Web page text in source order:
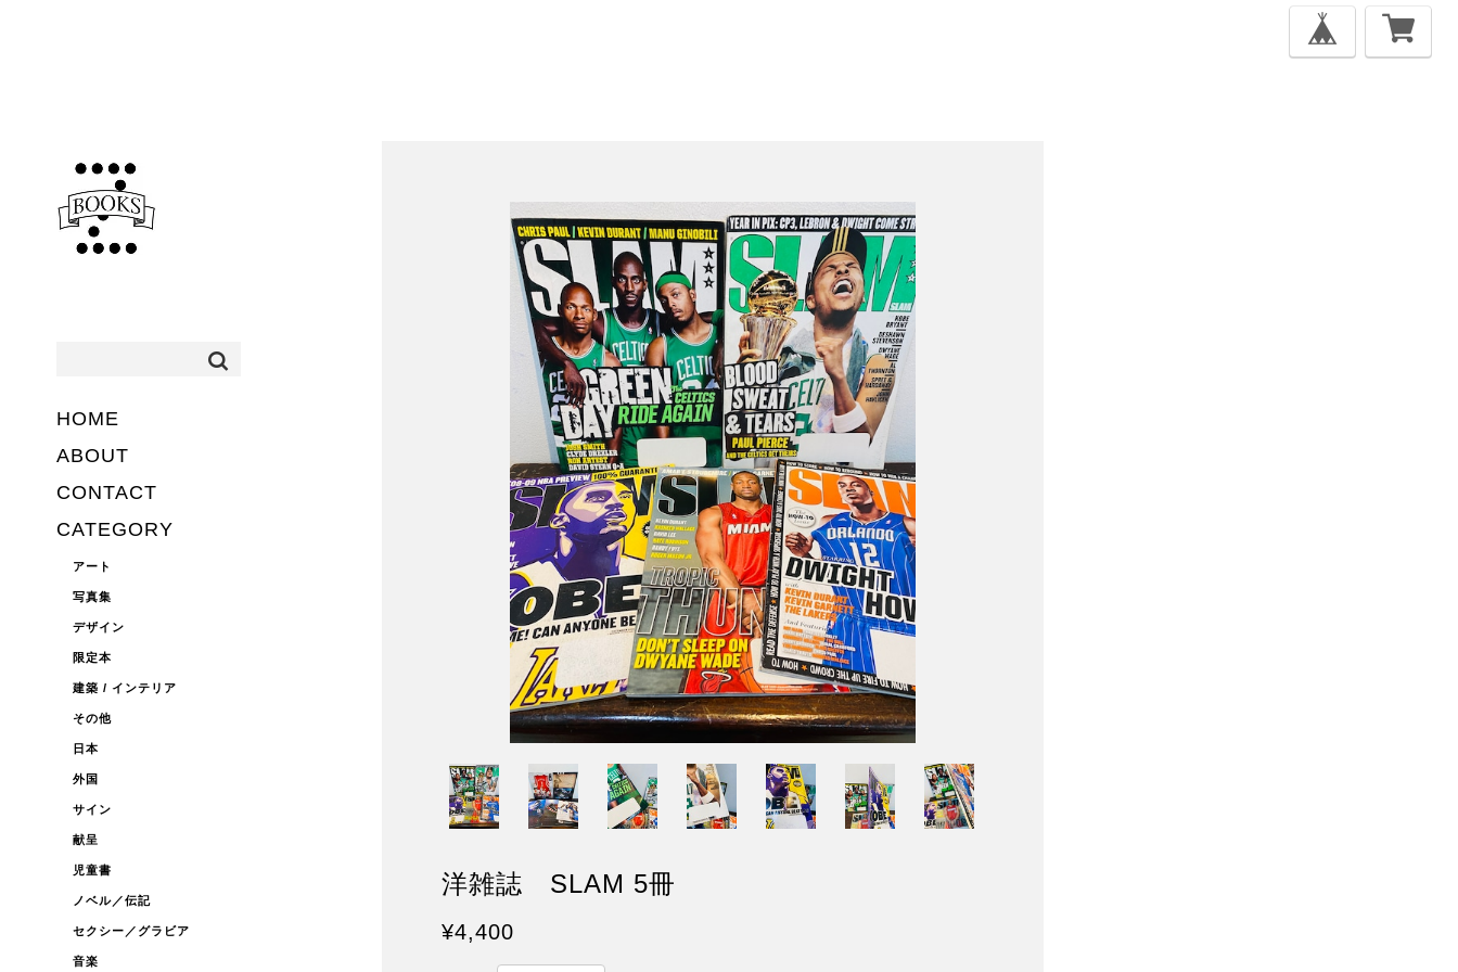
HOME
ABOUT
CONTACT
CATEGORY
アート
写真集
デザイン
限定本
建築 / インテリア
その他
日本
外国
サイン
献呈
児童書
ノベル／伝記
セクシー／グラビア
音楽
洋雑誌 SLAM 5冊
¥4,400